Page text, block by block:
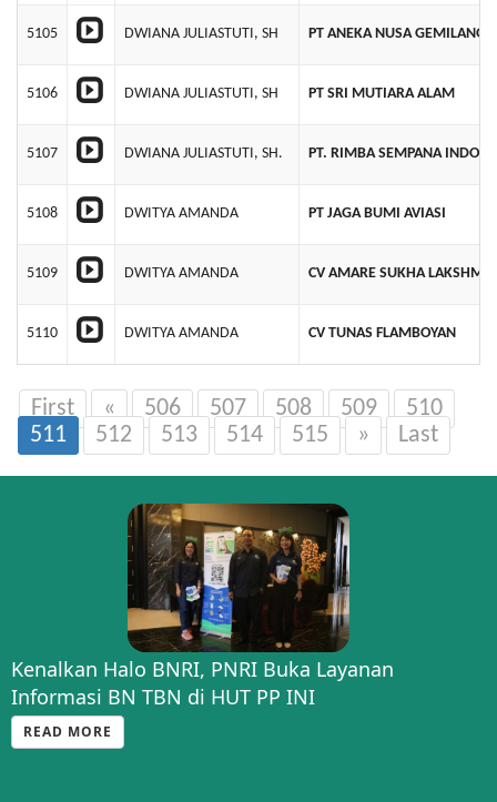
5105 DWIANA JULIASTUTI, SH PT ANEKA NUSA GEMILANG
5106 DWIANA JULIASTUTI, SH PT SRI MUTIARA ALAM
5107 DWIANA JULIASTUTI, SH. PT. RIMBA SEMPANA
5108 DWITYA AMANDA PT JAGA BUMI AVIASI
5109 DWITYA AMANDA CV AMARE SUKHA LAKSHMI
5110 DWITYA AMANDA CV TUNAS FLAMBOYAN
First « 506 507 508 509
510
511
512 513 514 515 » Last
Kenalkan Halo BNRI, PNRI Buka Layanan
Informasi BN TBN di HUT PP INI
READ MORE